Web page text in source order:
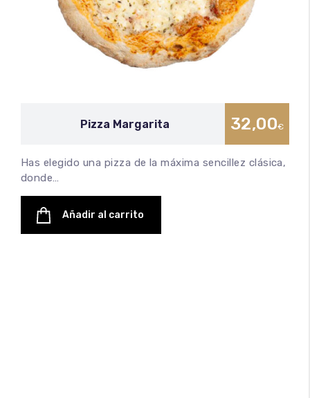
Pizza Margarita 32,00€
Has elegido una pizza de la máxima sencillez clásica,
donde…
Añadir al carrito